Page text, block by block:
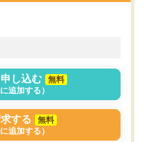
し込む
無料
追加する）
する
無料
追加する）